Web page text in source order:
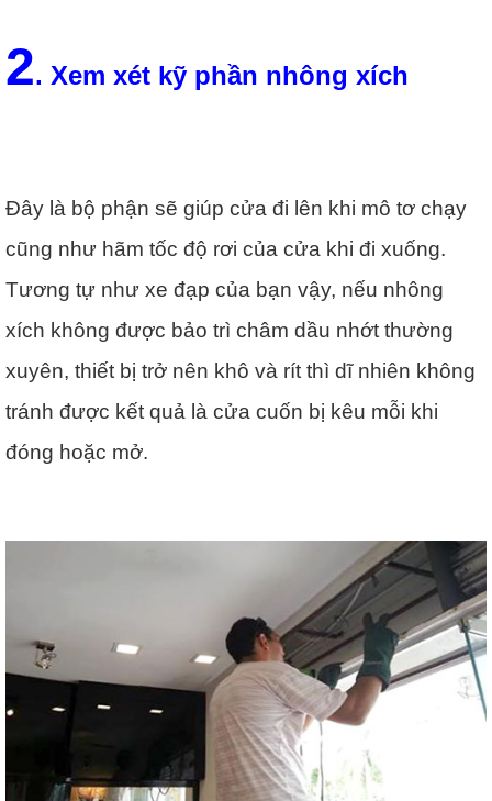
2. Xem xét kỹ phần nhông xích
Đây là bộ phận sẽ giúp cửa đi lên khi mô tơ chạy
cũng như hãm tốc độ rơi của cửa khi đi xuống.
Tương tự như xe đạp của bạn vậy, nếu nhông
xích không được bảo trì châm dầu nhớt thường
xuyên, thiết bị trở nên khô và rít thì dĩ nhiên không
tránh được kết quả là cửa cuốn bị kêu mỗi khi
đóng hoặc mở.